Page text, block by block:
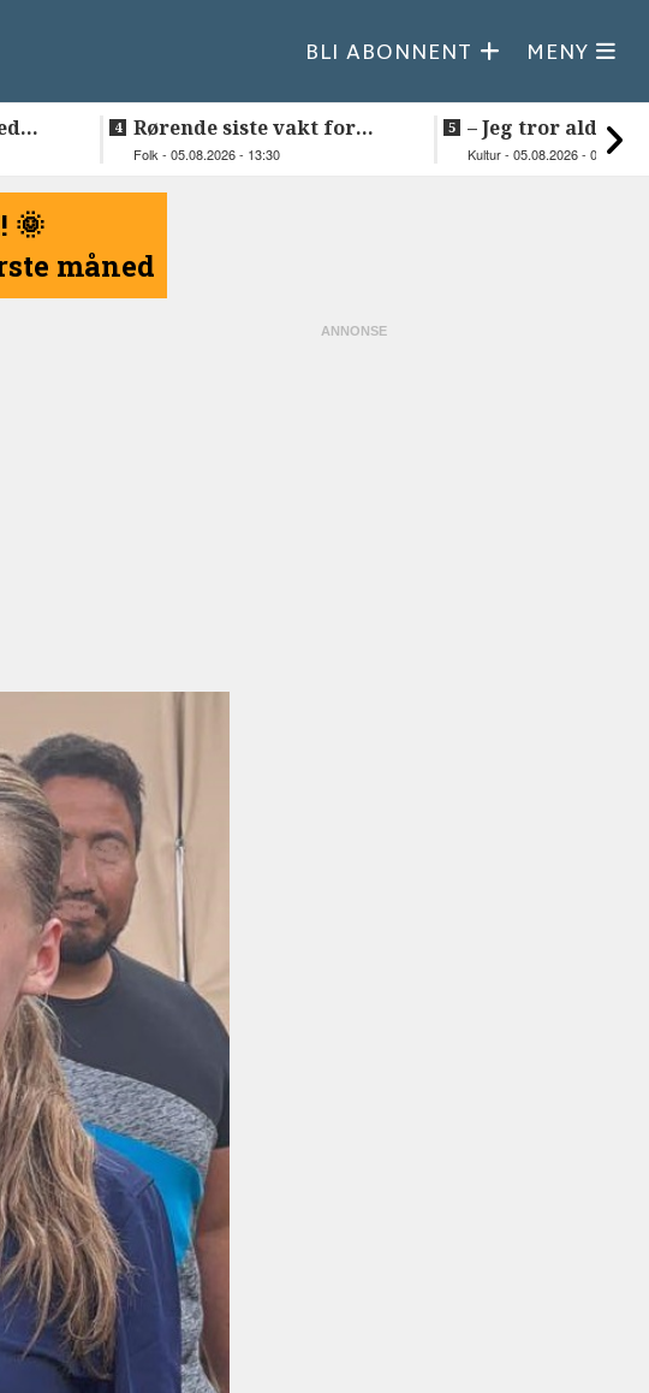
BLI ABONNENT MENY
Rørende siste vakt for
Inge på Helnessund-kaia
Folk - 05.08.2026 - 13:30
–⁠ Jeg tror aldri
så vakker natur
Kultur - 05.08.2026 - 09:20
🌞
måned